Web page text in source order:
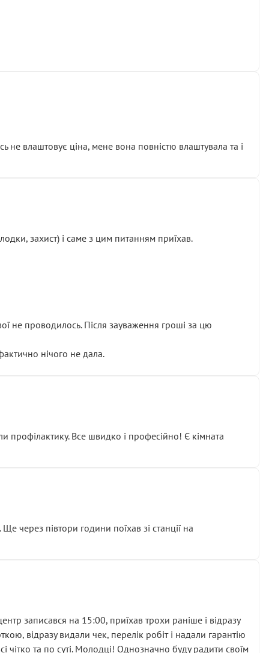
не влаштовує ціна, мене вона повністю влаштувала та і
захист) і саме з цим питанням приїхав.
не проводилось. Після зауваження гроші за цю
нічого не дала.
декілька гайок під лобовим склом. Мені
та бажання повертатися.
профілактику. Все швидко і професійно! Є кімната
через півтори години поїхав зі станції на
записався на 15:00, приїхав трохи раніше і відразу
відразу видали чек, перелік робіт і надали гарантію
та по суті. Молодці! Однозначно буду радити своїм